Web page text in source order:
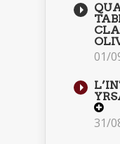
01/
31/